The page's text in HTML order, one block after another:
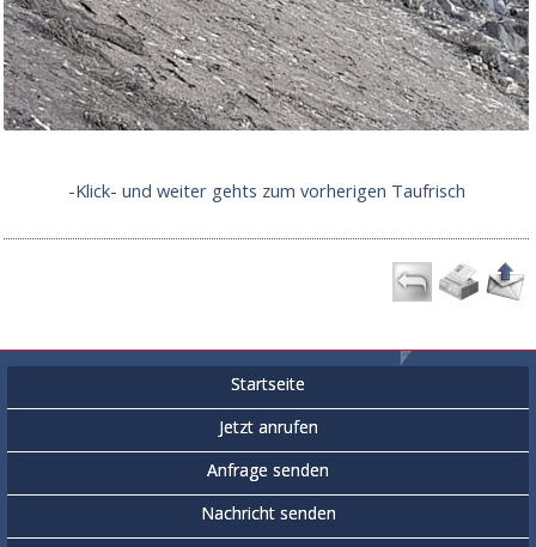
-Klick- und weiter gehts zum vorherigen Taufrisch
Startseite
Jetzt anrufen
Anfrage senden
Nachricht senden